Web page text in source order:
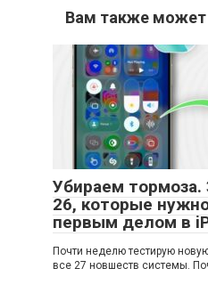
Вам также может
Убираем тормоза.
26, которые
первым делом в
Почти неделю тестирую
все 27 новшеств системы.